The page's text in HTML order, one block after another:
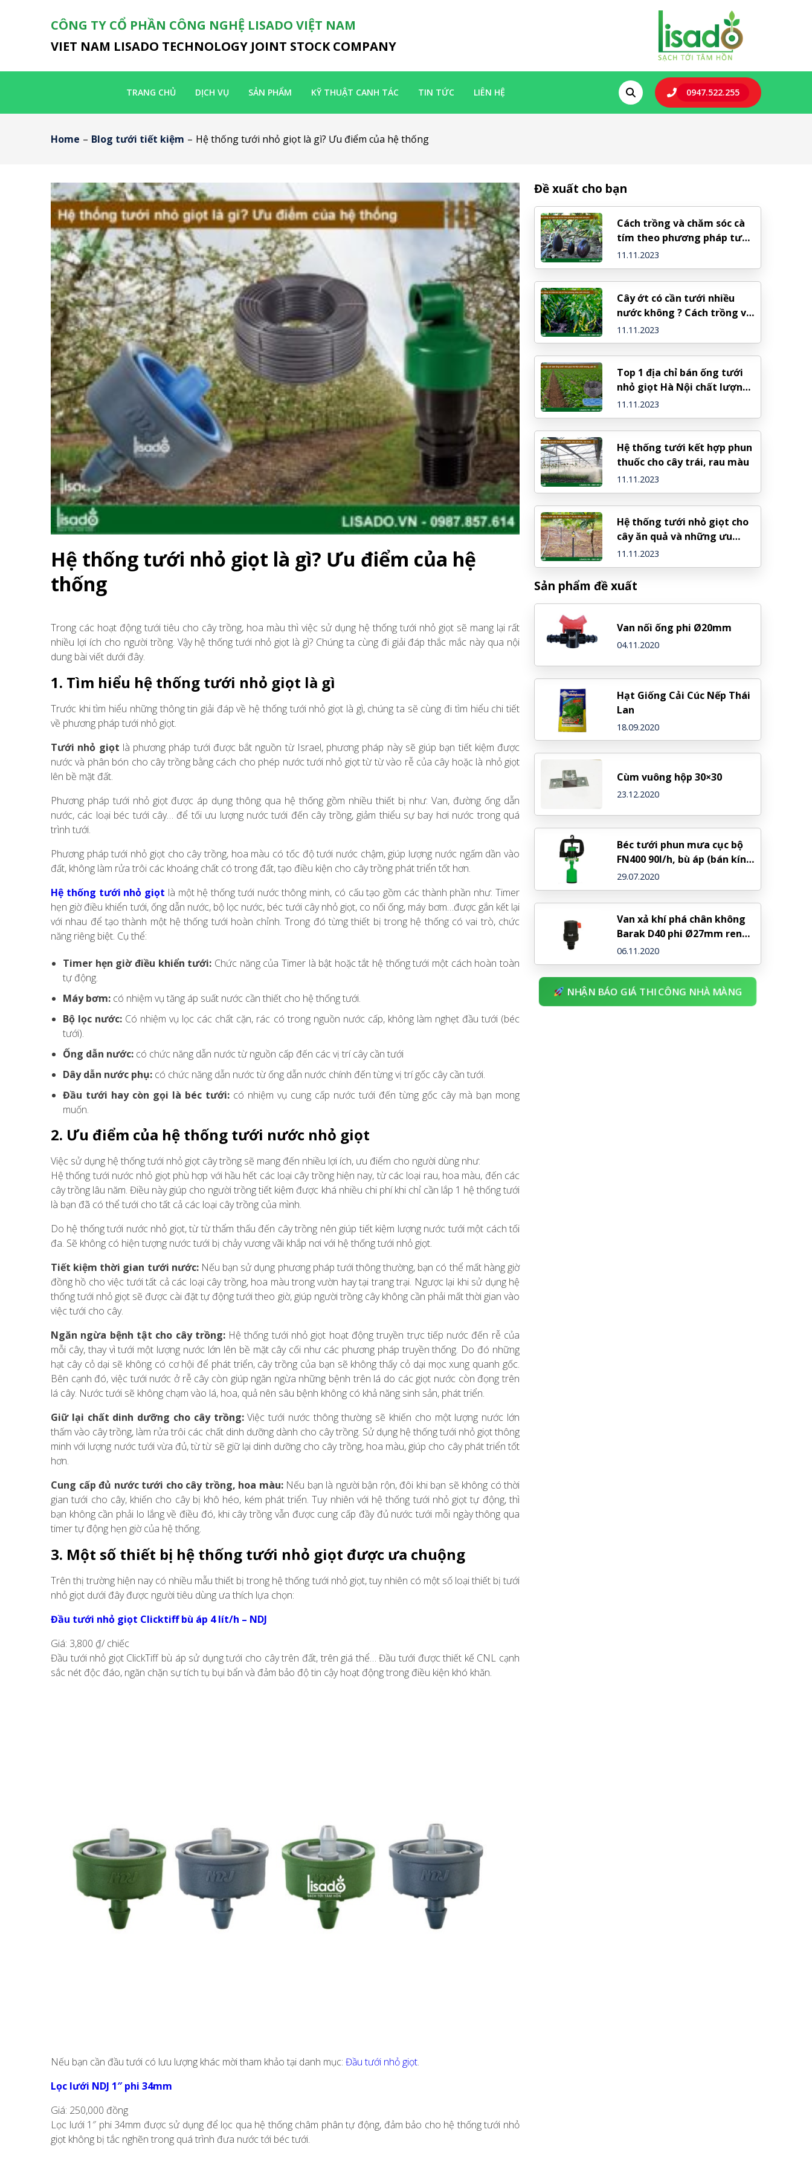
CÔNG TY CỔ PHẦN CÔNG NGHỆ LISADO VIỆT NAM
VIET NAM LISADO TECHNOLOGY JOINT STOCK COMPANY
TRANG CHỦ DỊCH VỤ SẢN PHẨM KỸ THUẬT CANH TÁC TIN TỨC LIÊN HỆ 0947.522.255
Home – Blog tưới tiết kiệm – Hệ thống tưới nhỏ giọt là gì? Ưu điểm của hệ thống
Hệ thống tưới nhỏ giọt là gì? Ưu điểm của hệ
thống
Trong các hoạt động tưới tiêu cho cây trồng, hoa màu thì việc sử dụng hệ thống tưới nhỏ giọt sẽ mang lại rất
nhiều lợi ích cho người trồng. Vậy hệ thống tưới nhỏ giọt là gì? Chúng ta cùng đi giải đáp thắc mắc này qua nội
dung bài viết dưới đây.
1. Tìm hiểu hệ thống tưới nhỏ giọt là gì
Trước khi tìm hiểu những thông tin giải đáp về hệ thống tưới nhỏ giọt là gì, chúng ta sẽ cùng đi tìm hiểu chi tiết
về phương pháp tưới nhỏ giọt.
Tưới nhỏ giọt là phương pháp tưới được bắt nguồn từ Israel, phương pháp này sẽ giúp bạn tiết kiệm được
nước và phân bón cho cây trồng bằng cách cho phép nước tưới nhỏ giọt từ từ vào rễ của cây hoặc là nhỏ giọt
lên bề mặt đất.
Phương pháp tưới nhỏ giọt được áp dụng thông qua hệ thống gồm nhiều thiết bị như: Van, đường ống dẫn
nước, các loại béc tưới cây… để tối ưu lượng nước tưới đến cây trồng, giảm thiểu sự bay hơi nước trong quá
trình tưới.
Phương pháp tưới nhỏ giọt cho cây trồng, hoa màu có tốc độ tưới nước chậm, giúp lượng nước ngấm dần vào
đất, không làm rửa trôi các khoáng chất có trong đất, tạo điều kiện cho cây trồng phát triển tốt hơn.
Hệ thống tưới nhỏ giọt là một hệ thống tưới nước thông minh, có cấu tạo gồm các thành phần như: Timer
hẹn giờ điều khiển tưới, ống dẫn nước, bộ lọc nước, béc tưới cây nhỏ giọt, co nối ống, máy bơm…được gắn kết lại
với nhau để tạo thành một hệ thống tưới hoàn chỉnh. Trong đó từng thiết bị trong hệ thống có vai trò, chức
năng riêng biệt. Cụ thể:
Timer hẹn giờ điều khiển tưới: Chức năng của Timer là bật hoặc tắt hệ thống tưới một cách hoàn toàn
tự động.
Máy bơm: có nhiệm vụ tăng áp suất nước cần thiết cho hệ thống tưới.
Bộ lọc nước: Có nhiệm vụ lọc các chất cặn, rác có trong nguồn nước cấp, không làm nghẹt đầu tưới (béc
tưới).
Ống dẫn nước: có chức năng dẫn nước từ nguồn cấp đến các vị trí cây cần tưới
Dây dẫn nước phụ: có chức năng dẫn nước từ ống dẫn nước chính đến từng vị trí gốc cây cần tưới.
Đầu tưới hay còn gọi là béc tưới: có nhiệm vụ cung cấp nước tưới đến từng gốc cây mà bạn mong
muốn.
2. Ưu điểm của hệ thống tưới nước nhỏ giọt
Việc sử dụng hệ thống tưới nhỏ giọt cây trồng sẽ mang đến nhiều lợi ích, ưu điểm cho người dùng như:
Hệ thống tưới nước nhỏ giọt phù hợp với hầu hết các loại cây trồng hiện nay, từ các loại rau, hoa màu, đến các
cây trồng lâu năm. Điều này giúp cho người trồng tiết kiệm được khá nhiều chi phí khi chỉ cần lắp 1 hệ thống tưới
là bạn đã có thể tưới cho tất cả các loại cây trồng của mình.
Do hệ thống tưới nước nhỏ giọt, từ từ thẩm thấu đến cây trồng nên giúp tiết kiệm lượng nước tưới một cách tối
đa. Sẽ không có hiện tượng nước tưới bị chảy vương vãi khắp nơi với hệ thống tưới nhỏ giọt.
Tiết kiệm thời gian tưới nước:Nếu bạn sử dụng phương pháp tưới thông thường, bạn có thể mất hàng giờ
đồng hồ cho việc tưới tất cả các loại cây trồng, hoa màu trong vườn hay tại trang trại. Ngược lại khi sử dụng hệ
thống tưới nhỏ giọt sẽ được cài đặt tự động tưới theo giờ, giúp người trồng cây không cần phải mất thời gian vào
việc tưới cho cây.
Ngăn ngừa bệnh tật cho cây trồng:Hệ thống tưới nhỏ giọt hoạt động truyền trực tiếp nước đến rễ của
mỗi cây, thay vì tưới một lượng nước lớn lên bề mặt cây cối như các phương pháp truyền thống. Do đó những
hạt cây cỏ dại sẽ không có cơ hội để phát triển, cây trồng của bạn sẽ không thấy cỏ dại mọc xung quanh gốc.
Bên cạnh đó, việc tưới nước ở rễ cây còn giúp ngăn ngừa những bệnh trên lá do các giọt nước còn đọng trên
lá cây. Nước tưới sẽ không chạm vào lá, hoa, quả nên sâu bệnh không có khả năng sinh sản, phát triển.
Giữ lại chất dinh dưỡng cho cây trồng:Việc tưới nước thông thường sẽ khiến cho một lượng nước lớn
thấm vào cây trồng, làm rửa trôi các chất dinh dưỡng dành cho cây trồng. Sử dụng hệ thống tưới nhỏ giọt thông
minh với lượng nước tưới vừa đủ, từ từ sẽ giữ lại dinh dưỡng cho cây trồng, hoa màu, giúp cho cây phát triển tốt
hơn.
Cung cấp đủ nước tưới cho cây trồng, hoa màu:Nếu bạn là người bận rộn, đôi khi bạn sẽ không có thời
gian tưới cho cây, khiến cho cây bị khô héo, kém phát triển. Tuy nhiên với hệ thống tưới nhỏ giọt tự động, thì
bạn không cần phải lo lắng về điều đó, khi cây trồng vẫn được cung cấp đầy đủ nước tưới mỗi ngày thông qua
timer tự động hẹn giờ của hệ thống.
3. Một số thiết bị hệ thống tưới nhỏ giọt được ưa chuộng
Trên thị trường hiện nay có nhiều mẫu thiết bị trong hệ thống tưới nhỏ giọt, tuy nhiên có một số loại thiết bị tưới
nhỏ giọt dưới đây được người tiêu dùng ưa thích lựa chọn:
Đầu tưới nhỏ giọt Clicktiff bù áp 4 lít/h – NDJ
Giá: 3,800 ₫/ chiếc
Đầu tưới nhỏ giọt ClickTiff bù áp sử dụng tưới cho cây trên đất, trên giá thể… Đầu tưới được thiết kế CNL cạnh
sắc nét độc đáo, ngăn chặn sự tích tụ bụi bẩn và đảm bảo độ tin cậy hoạt động trong điều kiện khó khăn.
Nếu bạn cần đầu tưới có lưu lượng khác mời tham khảo tại danh mục: Đầu tưới nhỏ giọt.
Lọc lưới NDJ 1″ phi 34mm
Giá: 250,000 đồng
Lọc lưới 1″ phi 34mm được sử dụng để lọc qua hệ thống châm phân tự động, đảm bảo cho hệ thống tưới nhỏ
giọt không bị tắc nghẽn trong quá trình đưa nước tới béc tưới.
Đề xuất cho bạn
Cách trồng và chăm sóc cà
tím theo phương pháp tưới
nhỏ giọt
11.11.2023
Cây ớt có cần tưới nhiều
nước không ? Cách trồng và
chăm sóc cây ớt tại Lisado
11.11.2023
Top 1 địa chỉ bán ống tưới
nhỏ giọt Hà Nội chất lượng,
giá rẻ
11.11.2023
Hệ thống tưới kết hợp phun
thuốc cho cây trái, rau màu
11.11.2023
Hệ thống tưới nhỏ giọt cho
cây ăn quả và những ưu
điểm vượt trội
11.11.2023
Sản phẩm đề xuất
Van nối ống phi Ø20mm
04.11.2020
Hạt Giống Cải Cúc Nếp Thái
Lan
18.09.2020
Cùm vuông hộp 30×30
23.12.2020
Béc tưới phun mưa cục bộ
FN400 90l/h, bù áp (bán kính
ngắn)
29.07.2020
Van xả khí phá chân không
Barak D40 phi Ø27mm ren
ngoài – NDJ (Israel)
06.11.2020
NHẬN BÁO GIÁ THI CÔNG NHÀ MÀNG